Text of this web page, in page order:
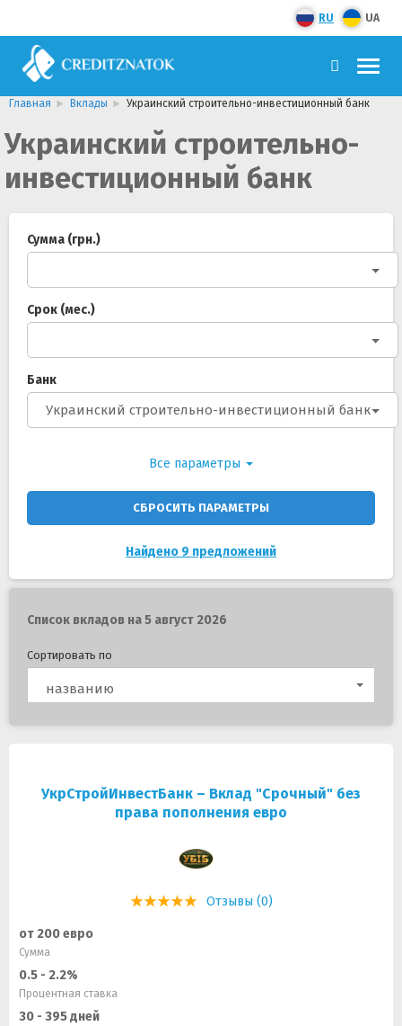
RU UA
Главная Вклады Украинский строительно-инвестиционный банк
Украинский строительно-
инвестиционный банк
Сумма (грн.)
Срок (мес.)
Банк
Украинский строительно-инвестиционный банк
Все параметры
СБРОСИТЬ ПАРАМЕТРЫ
Найдено 9 предложений
Список вкладов на 5 август 2026
Сортировать по
названию
УкрСтройИнвестБанк – Вклад "Срочный" без
права пополнения евро
Отзывы (0)
от 200 евро
Сумма
0.5 - 2.2%
Процентная ставка
30 - 395 дней